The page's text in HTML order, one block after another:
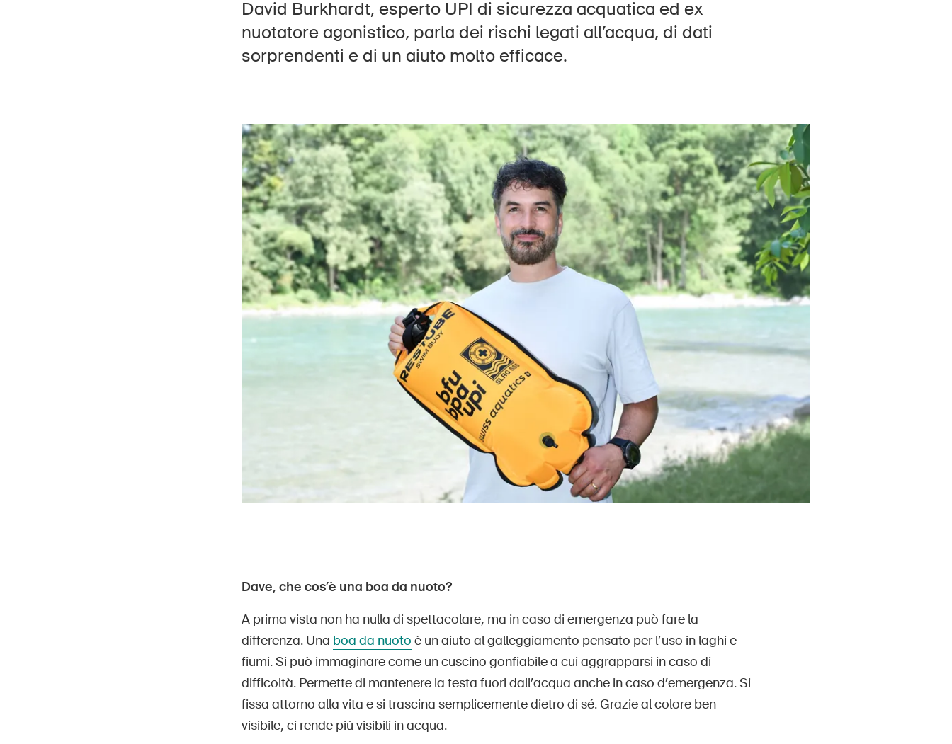
Contatto e consulenza
David Burkhardt, esperto UPI di sicurezza acquatica ed ex
nuotatore agonistico, parla dei rischi legati all’acqua, di dati
sorprendenti e di un aiuto molto efficace.
Dave, che cos’è una boa da nuoto?
A prima vista non ha nulla di spettacolare, ma in caso di emergenza può fare la
differenza. Una boa da nuoto è un aiuto al galleggiamento pensato per l’uso in laghi e
fiumi. Si può immaginare come un cuscino gonfiabile a cui aggrapparsi in caso di
difficoltà. Permette di mantenere la testa fuori dall’acqua anche in caso d’emergenza. Si
fissa attorno alla vita e si trascina semplicemente dietro di sé. Grazie al colore ben
visibile, ci rende più visibili in acqua.